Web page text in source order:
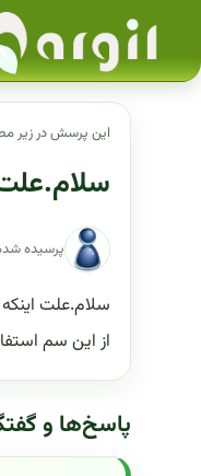
این پرسش در زیر
پرسیده
سلام.علت
از این سم
پاسخ‌ها و